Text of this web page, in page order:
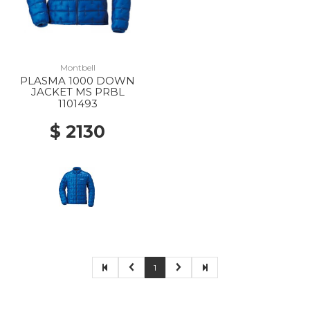
Montbell
PLASMA 1000 DOWN
JACKET MS PRBL
1101493
$ 2130
1